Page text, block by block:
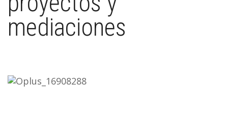
mediaciones